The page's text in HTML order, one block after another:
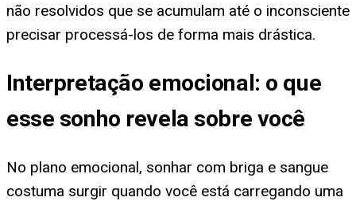
não resolvidos que se acumulam até o inconsciente
precisar processá-los de forma mais drástica.
Interpretação emocional: o que
esse sonho revela sobre você
No plano emocional, sonhar com briga e sangue
costuma surgir quando você está carregando uma